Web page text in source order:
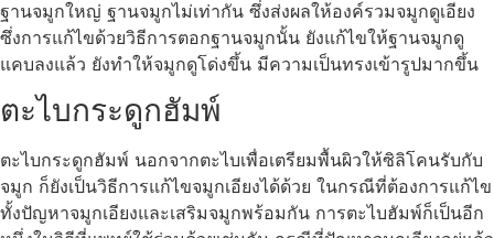
ฐานจมูกใหญ่ ฐานจมูกไม่เท่ากัน ซึ่งส่งผลให้องค์รวมจมูกดูเอียง
ซึ่งการแก้ไขด้วยวิธีการตอกฐานจมูกนั้น ยังแก้ไขให้ฐานจมูกดู
แคบลงแล้ว ยังทำให้จมูกดูโด่งขึ้น มีความเป็นทรงเข้ารูปมากขึ้น
ตะไบกระดูกฮัมพ์
ตะไบกระดูกฮัมพ์ นอกจากตะไบเพื่อเตรียมพื้นผิวให้ซิลิโคนรับกับ
จมูก ก็ยังเป็นวิธีการแก้ไขจมูกเอียงได้ด้วย ในกรณีที่ต้องการแก้ไข
ทั้งปัญหาจมูกเอียงและเสริมจมูกพร้อมกัน การตะไบฮัมพ์ก็เป็นอีก